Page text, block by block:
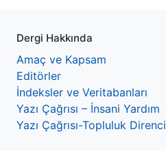
Dergi Hakkında
Amaç ve Kapsam
Editörler
İndeksler ve Veritabanları
Yazı Çağrısı – İnsani Yardım
Yazı Çağrısı-Topluluk Direnci